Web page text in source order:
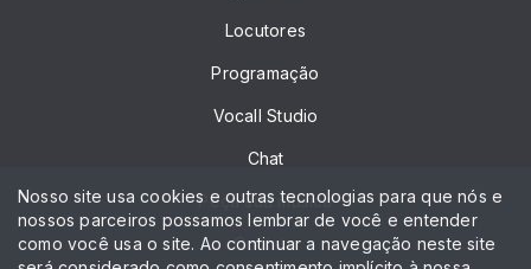
Locutores
Programação
Vocall Studio
Chat
Peça sua música
Contato
Nosso site usa cookies e outras tecnologias para que nós e
nossos parceiros possamos lembrar de você e entender
como você usa o site. Ao continuar a navegação neste site